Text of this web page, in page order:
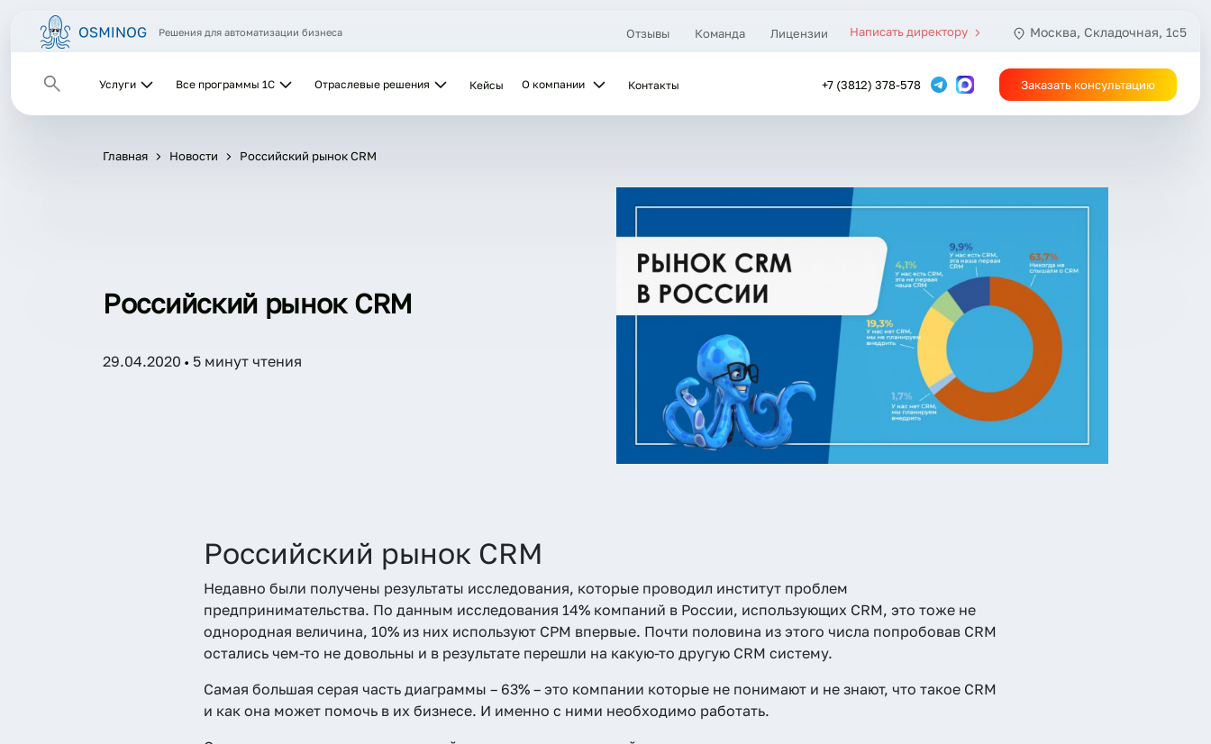
Решения для автоматизации бизнеса Отзывы Команда Лицензии Написать директору Москва, Складочная, 1с5
Услуги Все программы 1С Отраслевые решения Кейсы О компании Контакты +7 (3812) 378-578 Заказать консультацию
Главная Новости Российский рынок CRM
Российский рынок CRM
29.04.2020 5 минут чтения
Российский рынок CRM
Недавно были получены результаты исследования, которые проводил институт проблем
предпринимательства. По данным исследования 14% компаний в России, использующих CRM, это тоже не
однородная величина, 10% из них используют СРМ впервые. Почти половина из этого числа попробовав CRM
остались чем-то не довольны и в результате перешли на какую-то другую CRM систему.
Самая большая серая часть диаграммы – 63% – это компании которые не понимают и не знают, что такое CRM
и как она может помочь в их бизнесе. И именно с ними необходимо работать.